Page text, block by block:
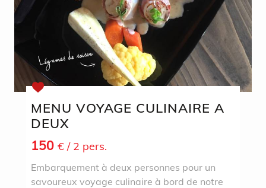
MENU VOYAGE CULINAIRE A
DEUX
150 € / 2 pers.
Embarquement à deux personnes pour un
savoureux voyage culinaire à bord de notre